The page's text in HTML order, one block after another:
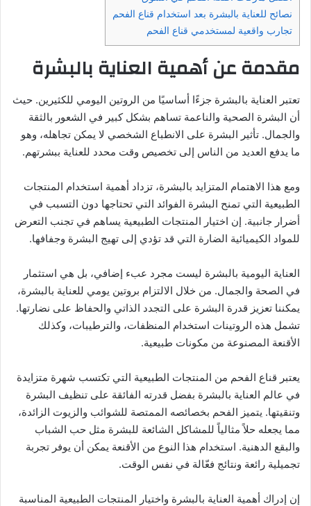
نصائح للعناية بالبشرة بعد استخدام قناع الفحم
تجارب واقعية لمستخدمي قناع الفحم
مقدمة عن أهمية العناية بالبشرة
تعتبر العناية بالبشرة جزءًا أساسيًا من الروتين اليومي للكثيرين. حيث
أن البشرة الصحية والناعمة تساهم بشكل كبير في الشعور بالثقة
والجمال. تأثير البشرة على الانطباع الشخصي لا يمكن تجاهله، وهو
ما يدفع العديد من الناس إلى تخصيص وقت محدد للعناية ببشرتهم.
ومع هذا الاهتمام المتزايد بالبشرة، تزداد أهمية استخدام المنتجات
الطبيعية التي تمنح البشرة الفوائد التي تحتاجها دون التسبب في
أضرار جانبية. إن اختيار المنتجات الطبيعية يساهم في تجنب التعرض
للمواد الكيميائية الضارة التي قد تؤدي إلى تهيج البشرة وجفافها.
العناية اليومية بالبشرة ليست مجرد عبء إضافي، بل هي استثمار
في الصحة والجمال. من خلال الالتزام بروتين يومي للعناية بالبشرة،
يمكننا تعزيز قدرة البشرة على التجدد الذاتي والحفاظ على نضارتها.
تشمل هذه الروتينات استخدام المنظفات، والترطيبات، وكذلك
الأقنعة المصنوعة من مكونات طبيعية.
يعتبر قناع الفحم من المنتجات الطبيعية التي تكتسب شهرة متزايدة
في عالم العناية بالبشرة بفضل قدرته الفائقة على تنظيف البشرة
وتنقيتها. يتميز الفحم بخصائصه الممتصة للشوائب والزيوت الزائدة،
مما يجعله حلاً مثالياً للمشاكل الشائعة للبشرة مثل حب الشباب
والبقع الدهنية. استخدام هذا النوع من الأقنعة يمكن أن يوفر تجربة
تجميلية رائعة ونتائج فعّالة في نفس الوقت.
إن إدراك أهمية العناية بالبشرة واختيار المنتجات الطبيعية المناسبة